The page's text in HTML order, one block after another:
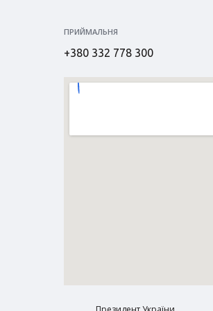
ПРИЙМАЛЬНЯ
+380 332 778 300